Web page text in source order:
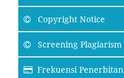
Copyright Notice
Screening Plagiarism
Frekuensi Penerbitan